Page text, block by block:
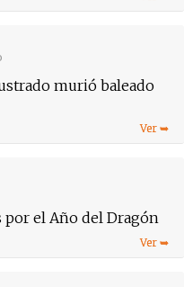
murió baleado
por el Año del Dragón